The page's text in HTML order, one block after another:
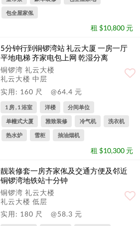
包全屋家俬
租 $10,800 元
5分钟行到铜锣湾站 礼云大厦 一房一厅
平地电梯 齐家电包上网 乾湿分离
铜锣湾 礼云大楼
礼云大楼 中层
实用: 160 尺
@64.4 元
1 房 , 1 浴室 洋楼 分间单位
单幢式大厦 雅致装修 冷气机 洗衣机
热水炉 雪柜 抽油烟机
租 $10,300 元
靓装修套一房齐家俬及交通方便及邻近
铜锣湾地铁站十分钟
铜锣湾 礼云大楼
礼云大楼 低层
实用: 180 尺
@58.3 元